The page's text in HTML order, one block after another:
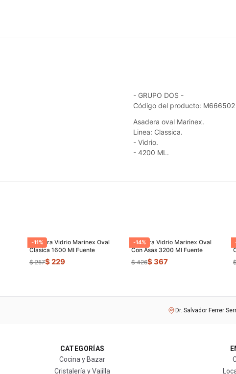
- GRUPO DOS -
Código del producto: M666502
Asadera oval Marinex.
Linea: Classica.
- Vidrio.
- 4200 ML.
-11%
Asadera Vidrio Marinex Oval
Clasica 1600 Ml Fuente
$ 257$ 229
-14%
Asadera Vidrio Marinex Oval
Con Asas 3200 Ml Fuente
$ 426$ 367
Dr. Salvador Ferrer
CATEGORÍAS
Cocina y Bazar
Cristalería y Vajilla